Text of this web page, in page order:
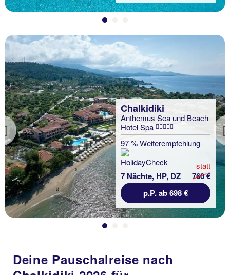
Previous
Chalkidiki
Anthemus Sea und Beach
Hotel Spa
97 % Weiterempfehlung
7 Nächte, HP, DZ
statt
760 €
p.P. ab 698 €
Deine Pauschalreise nach